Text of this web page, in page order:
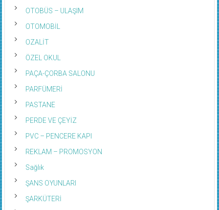
OTOBÜS – ULAŞIM
OTOMOBİL
OZALİT
ÖZEL OKUL
PAÇA-ÇORBA SALONU
PARFÜMERİ
PASTANE
PERDE VE ÇEYİZ
PVC – PENCERE KAPI
REKLAM – PROMOSYON
Sağlık
ŞANS OYUNLARI
ŞARKÜTERİ